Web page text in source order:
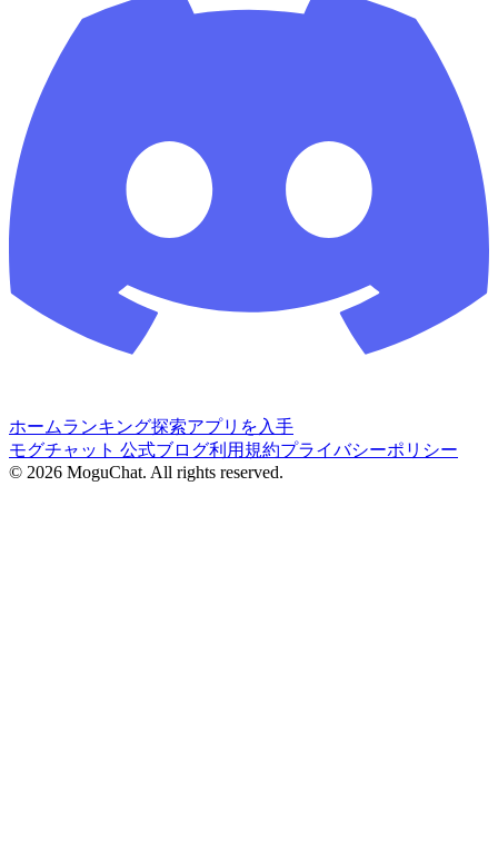
ホームランキング探索アプリを入手
モグチャット 公式ブログ利用規約プライバシーポリシー
© 2026 MoguChat. All rights reserved.